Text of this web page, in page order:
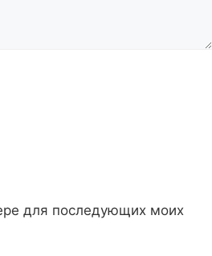
для последующих моих